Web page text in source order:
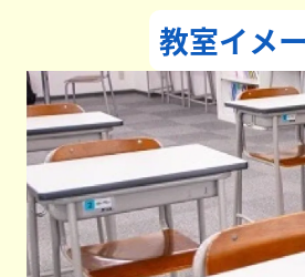
生徒自ら「勉強は大切だ」と思って
いです。生徒は様々な理由で塾に通
「なぜ」勉強が必要なのかを全員に
前向きに勉強に取り組める場所にし
学生たちへメッセージをお願いしま
勉強は大変なことも多いですが、必
す！難しいこともありますが、勉強
しくなってきます。塾には学校や学
生徒がいて、それぞれの目標に対し
て達成できるように努力しています
標を叶えるために一緒に頑張ってい
教室イメ